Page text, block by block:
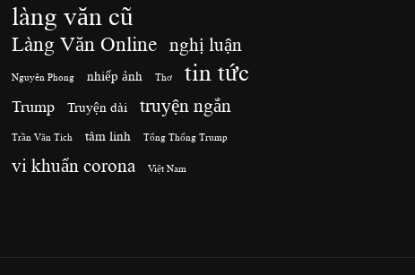
làng văn cũ
Làng Văn Online nghị luận
Nguyên Phong nhiếp ảnh Thơ tin tức
Trump Truyện dài truyện ngắn
Trần Văn Tích tâm linh Tổng Thống Trump
vi khuẩn corona Việt Nam